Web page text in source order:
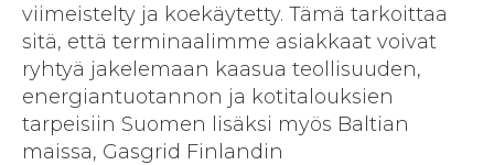
viimeistelty ja koekäytetty. Tämä tarkoittaa
sitä, että terminaalimme asiakkaat voivat
ryhtyä jakelemaan kaasua teollisuuden,
energiantuotannon ja kotitalouksien
tarpeisiin Suomen lisäksi myös Baltian
maissa, Gasgrid Finlandin